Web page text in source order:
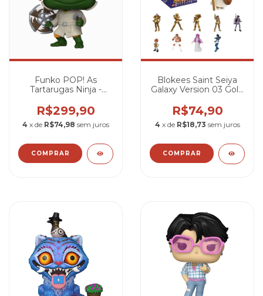
Funko POP! As
Tartarugas Ninja -
(Edição Limitada)
R$299,90
4 x de R$74,98 sem juros
Blokees Saint Seiya
Galaxy Version 03 Gold
R$74,90
4 x de R$18,73 sem juros